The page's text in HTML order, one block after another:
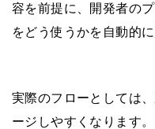
容を前提に、開発者の
をどう使うかを自動的に
実際のフローとしては
ージしやすくなります。